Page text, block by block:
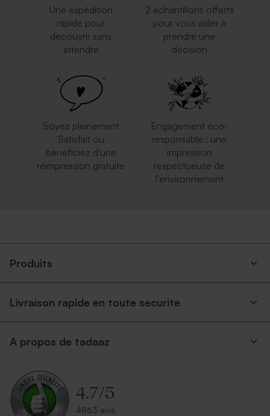
Une expédition
rapide pour
découvrir sans
attendre
2 échantillons offerts
pour vous aider à
prendre une
décision
Soyez pleinement
Satisfait ou
bénéficiez d'une
réimpression gratuite
Engagement éco-
responsable : une
impression
respectueuse de
l'environnement
Produits
Livraison rapide en toute securite
A propos de tadaaz
4.7/5
4863 avis